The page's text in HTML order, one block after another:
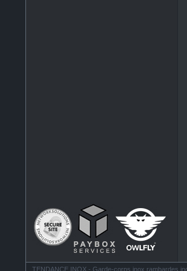
TENDANCE INOX - Garde-corps inox rambardes